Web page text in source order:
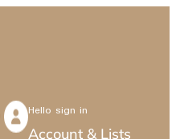
Hello sign in
Account & Lists